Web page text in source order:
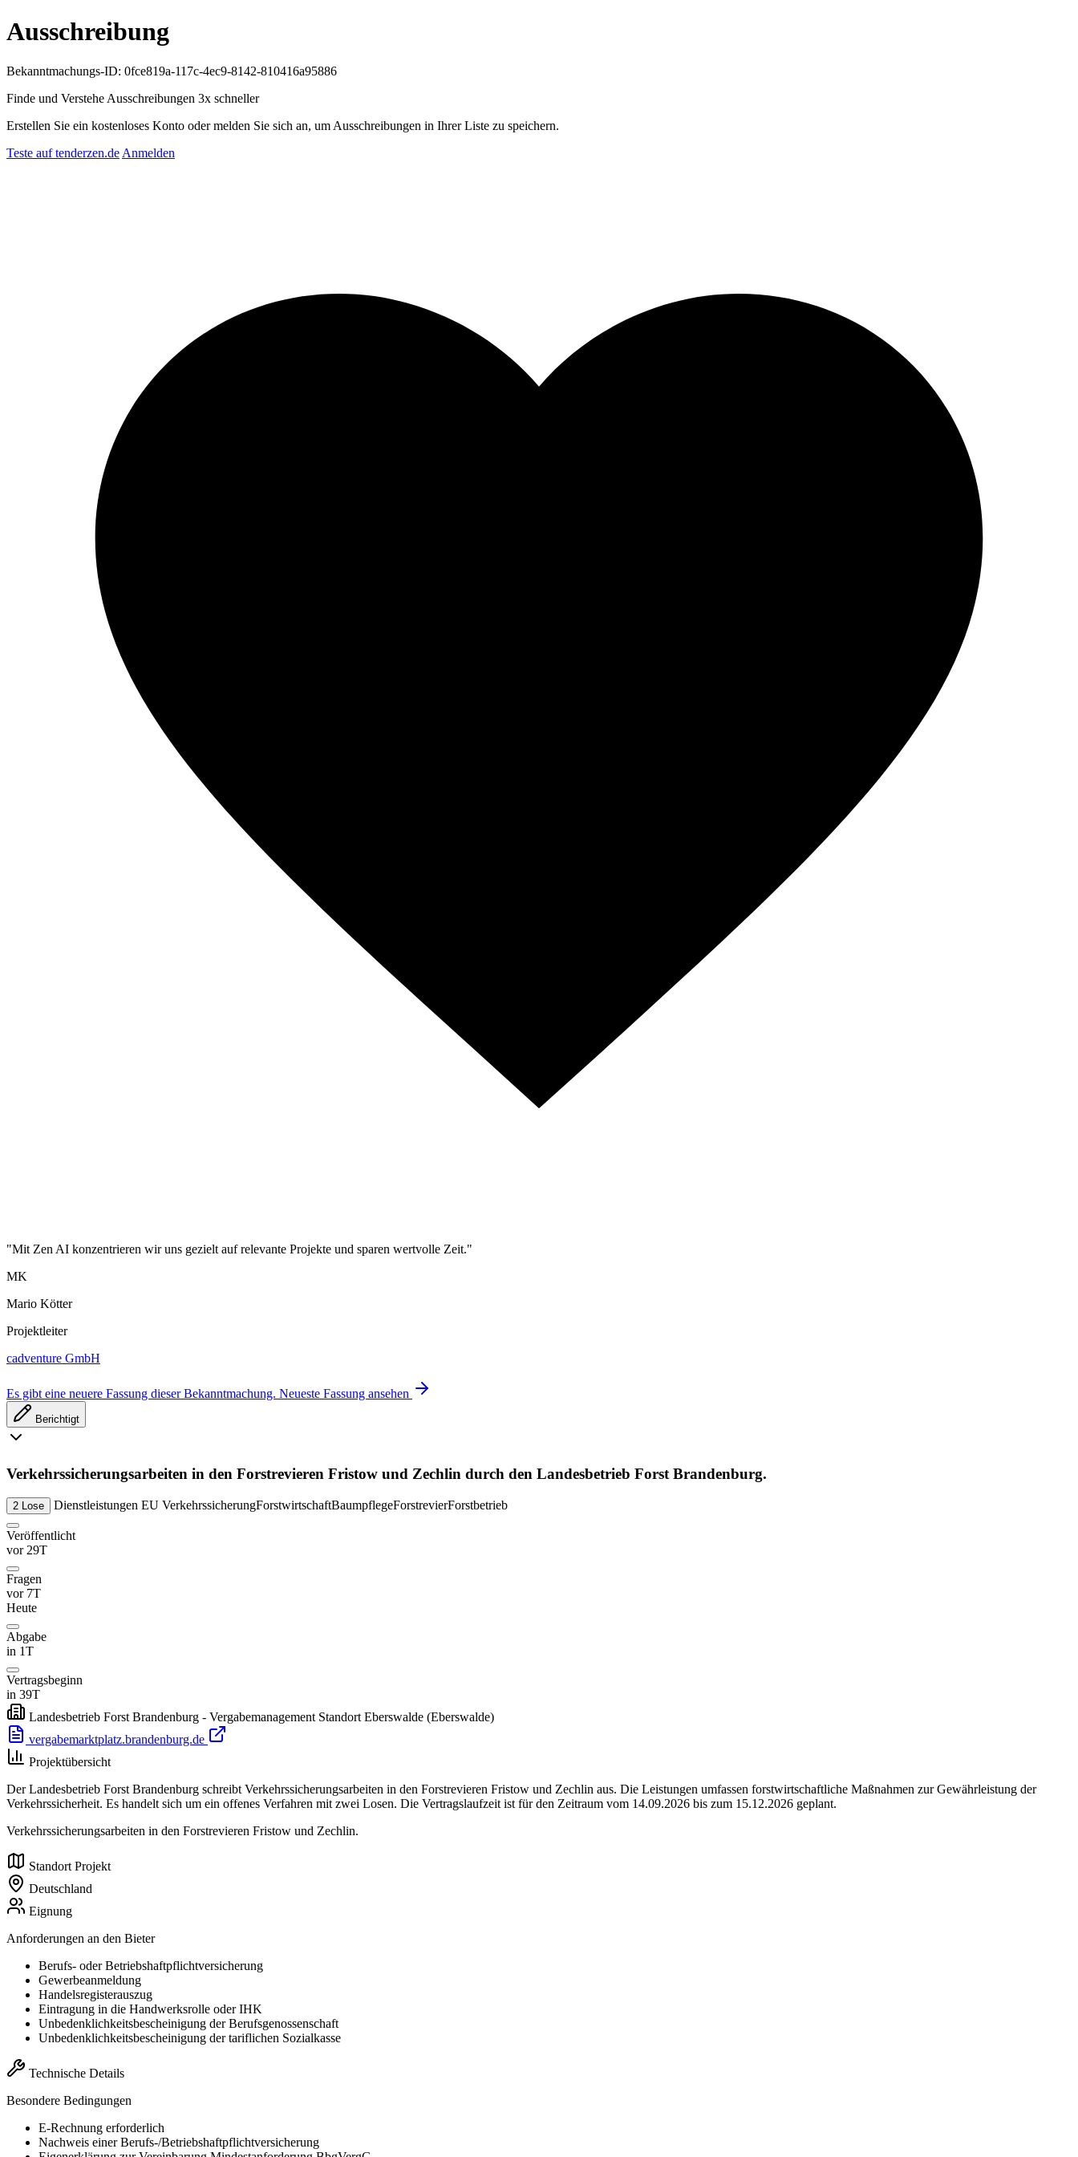
Ausschreibung
Bekanntmachungs-ID: 0fce819a-117c-4ec9-8142-810416a95886
Finde und Verstehe Ausschreibungen 3x schneller
Erstellen Sie ein kostenloses Konto oder melden Sie sich an, um Ausschreibungen in Ihrer Liste zu speichern.
Teste auf tenderzen.de Anmelden
"Mit Zen AI konzentrieren wir uns gezielt auf relevante Projekte und sparen wertvolle Zeit."
MK
Mario Kötter
Projektleiter
cadventure GmbH
Es gibt eine neuere Fassung dieser Bekanntmachung. Neueste Fassung ansehen
Berichtigt
Verkehrssicherungsarbeiten in den Forstrevieren Fristow und Zechlin durch den Landesbetrieb Forst Brandenburg.
2 Lose Dienstleistungen EU VerkehrssicherungForstwirtschaftBaumpflegeForstrevierForstbetrieb
Veröffentlicht
vor 29T
Fragen
vor 7T
Heute
Abgabe
in 1T
Vertragsbeginn
in 39T
Landesbetrieb Forst Brandenburg - Vergabemanagement Standort Eberswalde (Eberswalde)
vergabemarktplatz.brandenburg.de
Projektübersicht
Der Landesbetrieb Forst Brandenburg schreibt Verkehrssicherungsarbeiten in den Forstrevieren Fristow und Zechlin aus. Die Leistungen umfassen forstwirtschaftliche Maßnahmen zur Gewährleistung der
Verkehrssicherheit. Es handelt sich um ein offenes Verfahren mit zwei Losen. Die Vertragslaufzeit ist für den Zeitraum vom 14.09.2026 bis zum 15.12.2026 geplant.
Verkehrssicherungsarbeiten in den Forstrevieren Fristow und Zechlin.
Standort Projekt
Deutschland
Eignung
Anforderungen an den Bieter
Berufs- oder Betriebshaftpflichtversicherung
Gewerbeanmeldung
Handelsregisterauszug
Eintragung in die Handwerksrolle oder IHK
Unbedenklichkeitsbescheinigung der Berufsgenossenschaft
Unbedenklichkeitsbescheinigung der tariflichen Sozialkasse
Technische Details
Besondere Bedingungen
E-Rechnung erforderlich
Nachweis einer Berufs-/Betriebshaftpflichtversicherung